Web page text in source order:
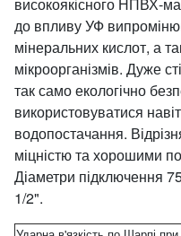
до впливу УФ
мінеральних кислот, а
мікроорганізмів. Дуже
так само екологічно
використовуватися
водопостачання.
міцністю та хорошими
Діаметри підключення
1/2".